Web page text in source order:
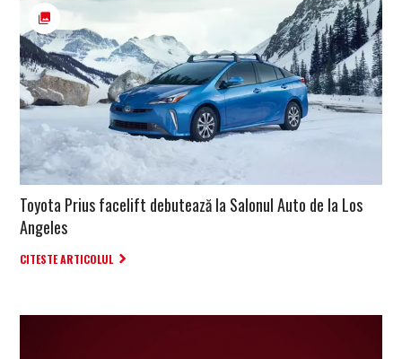
Toyota Prius facelift debutează la Salonul Auto de la Los
Angeles
CITESTE ARTICOLUL